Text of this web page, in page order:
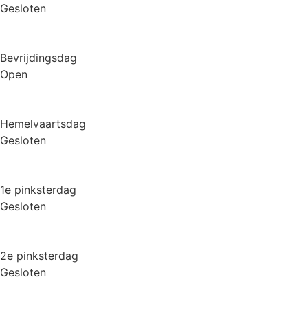
Gesloten
Bevrijdingsdag
Open
Hemelvaartsdag
Gesloten
1e pinksterdag
Gesloten
2e pinksterdag
Gesloten